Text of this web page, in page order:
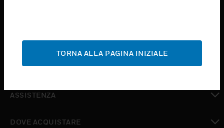
SERVIZI
SETTORI
ASSISTENZA
DOVE ACQUISTARE
TORNA ALLA PAGINA INIZIALE